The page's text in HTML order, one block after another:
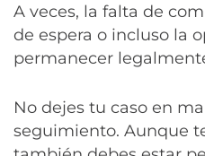
A veces, la falta de
de espera o incluso la
permanecer
No dejes tu caso en
seguimiento. Aunque